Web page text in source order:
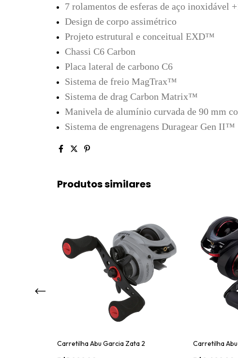
7 rolamentos de esferas de aço inoxidável
Design de corpo assimétrico
Projeto estrutural e conceitual EXD™
Chassi C6 Carbon
Placa lateral de carbono C6
Sistema de freio MagTrax™
Sistema de drag Carbon Matrix™
Manivela de alumínio curvada de 90 mm
Sistema de engrenagens Duragear Gen II™
Produtos similares
Carretilha Abu Garcia Zata 2 Carretilha